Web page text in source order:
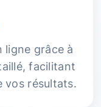
ligne grâce à
facilitant
vos résultats.